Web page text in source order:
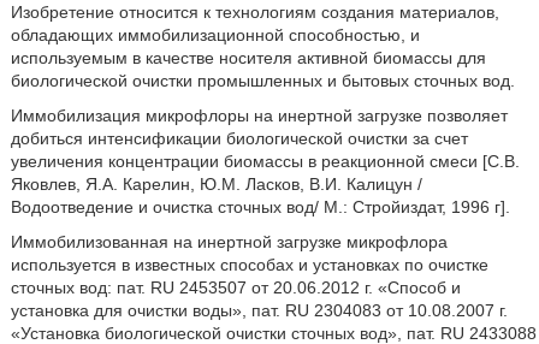
Изобретение относится к технологиям создания материалов,
обладающих иммобилизационной способностью, и
используемым в качестве носителя активной биомассы для
биологической очистки промышленных и бытовых сточных вод.
Иммобилизация микрофлоры на инертной загрузке позволяет
добиться интенсификации биологической очистки за счет
увеличения концентрации биомассы в реакционной смеси [С.В.
Яковлев, Я.А. Карелин, Ю.М. Ласков, В.И. Калицун /
Водоотведение и очистка сточных вод/ М.: Стройиздат, 1996 г].
Иммобилизованная на инертной загрузке микрофлора
используется в известных способах и установках по очистке
сточных вод: пат. RU 2453507 от 20.06.2012 г. «Способ и
установка для очистки воды», пат. RU 2304083 от 10.08.2007 г.
«Установка биологической очистки сточных вод», пат. RU 2433088